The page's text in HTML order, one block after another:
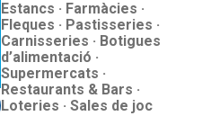
Estancs · Farmàcies ·
Fleques · Pastisseries ·
Carnisseries · Botigues
d’alimentació ·
Supermercats ·
Restaurants & Bars ·
Loteries · Sales de joc